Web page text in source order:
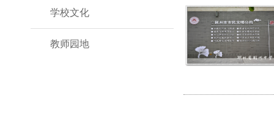
学校文化
教师园地